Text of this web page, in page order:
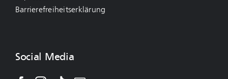
Barrierefreiheitserklärung
Social Media